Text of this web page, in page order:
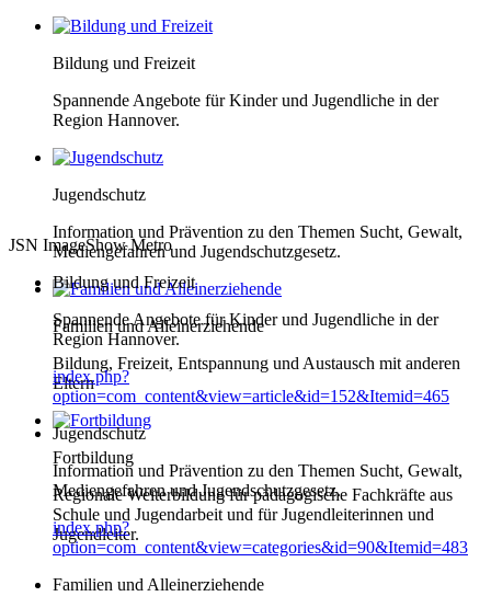
Bildung und Freizeit
Spannende Angebote für Kinder und Jugendliche in der
Region Hannover.
Jugendschutz
Information und Prävention zu den Themen Sucht, Gewalt,
Mediengefahren und Jugendschutzgesetz.
Familien und Alleinerziehende
Bildung, Freizeit, Entspannung und Austausch mit anderen
Eltern
Fortbildung
Regionale Weiterbildung für pädagogische Fachkräfte aus
Schule und Jugendarbeit und für Jugendleiterinnen und
Jugendleiter.
JSN ImageShow Metro
Bildung und Freizeit
Spannende Angebote für Kinder und Jugendliche in der
Region Hannover.
index.php?
option=com_content&view=article&id=152&Itemid=465
Jugendschutz
Information und Prävention zu den Themen Sucht, Gewalt,
Mediengefahren und Jugendschutzgesetz.
index.php?
option=com_content&view=categories&id=90&Itemid=483
Familien und Alleinerziehende